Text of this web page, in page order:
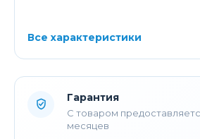
Все характеристики
Гарантия
С товаром
месяцев